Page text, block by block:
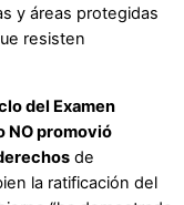
y áreas protegidas
resisten
del Examen
NO promovió
de
la ratificación del